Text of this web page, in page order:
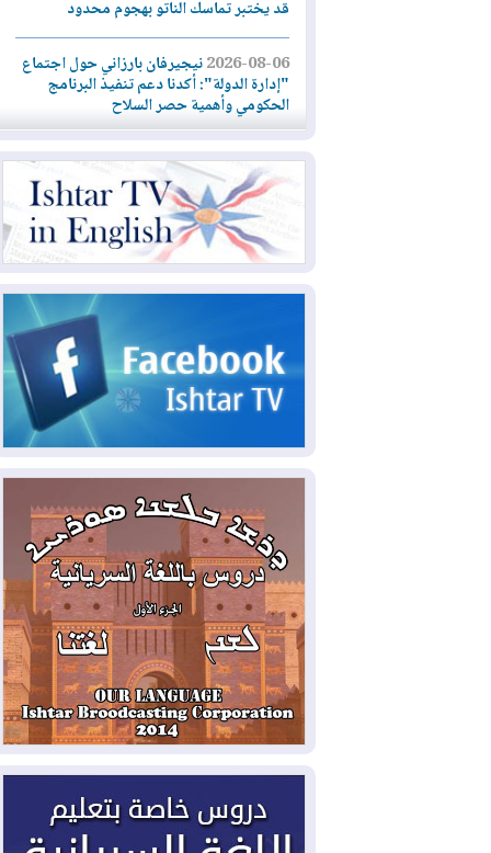
قد يختبر تماسك الناتو بهجوم محدود
2026-08-06نيجيرفان بارزاني حول اجتماع
"إدارة الدولة": أكدنا دعم تنفيذ البرنامج
الحكومي وأهمية حصر السلاح
2026-08-06ائتلاف ادارة الدولة: من
يقومون بسلوك يهدد امن البلاد خارجون عن
القانون يجب محاربتهم
2026-08-06بعد هجومين قرب باب المندب..
الأحمر
2026-08-06مئات القاصرين بلا مأوى.. أزمة
سبتة تتصاعد وتضغط على مدريد
لمدة عام.. بدء توريد 100
مليون قدم مكعب يومياً من غاز كورمور في
إقليم كوردستان إلى وزارة الكهرباء العراقية
2026-08-05
15كارثة بيئية ومناخية ترسم
ملامح أخطر التحديات التي تواجه العراق
اليوم
2026-08-05
حرائق فرنسا.. توقيف 402
شخص بينهم 156 قاصرا منذ بداية موسم
الحرائق
2026-08-04سومو: إنتاج النفط في إقليم
كوردستان انخفض إلى أقل من 10%
ملفات حقبة الكاظمي تعود إلى
الواجهة.. أنباء عن مراجعات قضائية
وتحقيقات أوسع في قضايا فساد